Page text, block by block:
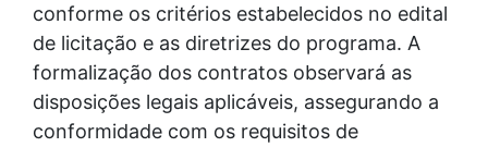
conforme os critérios estabelecidos no edital
de licitação e as diretrizes do programa. A
formalização dos contratos observará as
disposições legais aplicáveis, assegurando a
conformidade com os requisitos de